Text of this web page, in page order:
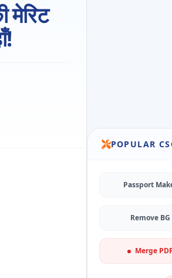
मेरिट
POPULAR
Passport
Remove BG
Merge PDF